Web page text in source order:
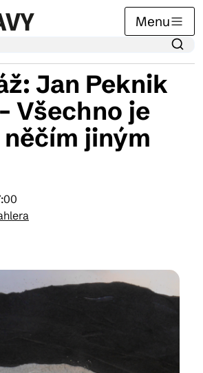
Menu
Jan Peknik
Všechno je
jiným